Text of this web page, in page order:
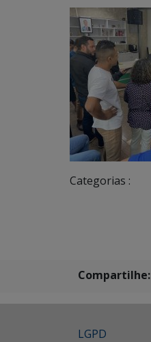
Categorias :
Compartilhe:
LGPD